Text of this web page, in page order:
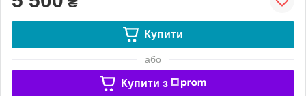
Купити
або
Купити з